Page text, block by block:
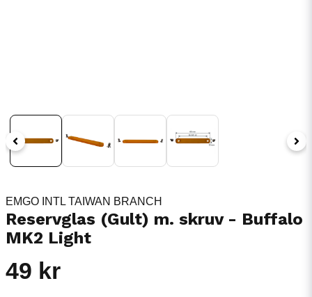
EMGO INTL TAIWAN BRANCH
Reservglas (Gult) m. skruv - Buffalo
MK2 Light
49 kr